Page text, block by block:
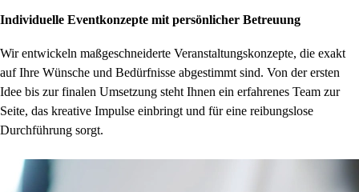
Individuelle Eventkonzepte mit persönlicher Betreuung
Wir entwickeln maßgeschneiderte Veranstaltungskonzepte, die exakt
auf Ihre Wünsche und Bedürfnisse abgestimmt sind. Von der ersten
Idee bis zur finalen Umsetzung steht Ihnen ein erfahrenes Team zur
Seite, das kreative Impulse einbringt und für eine reibungslose
Durchführung sorgt.